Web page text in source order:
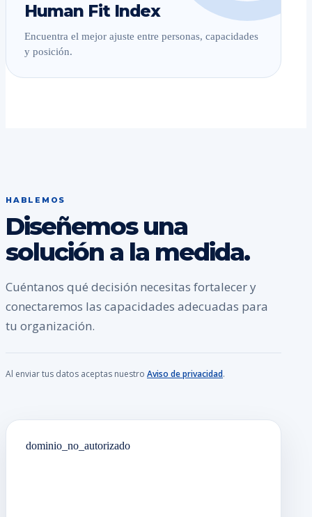
Human Fit Index
Encuentra el mejor ajuste entre personas, capacidades
y posición.
HABLEMOS
Diseñemos una
solución a la medida.
Cuéntanos qué decisión necesitas fortalecer y
conectaremos las capacidades adecuadas para
tu organización.
Al enviar tus datos aceptas nuestro Aviso de privacidad.
dominio_no_autorizado